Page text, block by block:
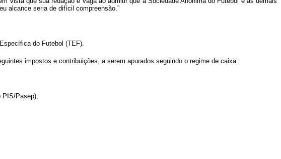
alcance seria de difícil compreensão.”
do Futebol (TEF).
impostos e contribuições, a serem apurados seguindo o regime de caixa:
PIS/Pasep);